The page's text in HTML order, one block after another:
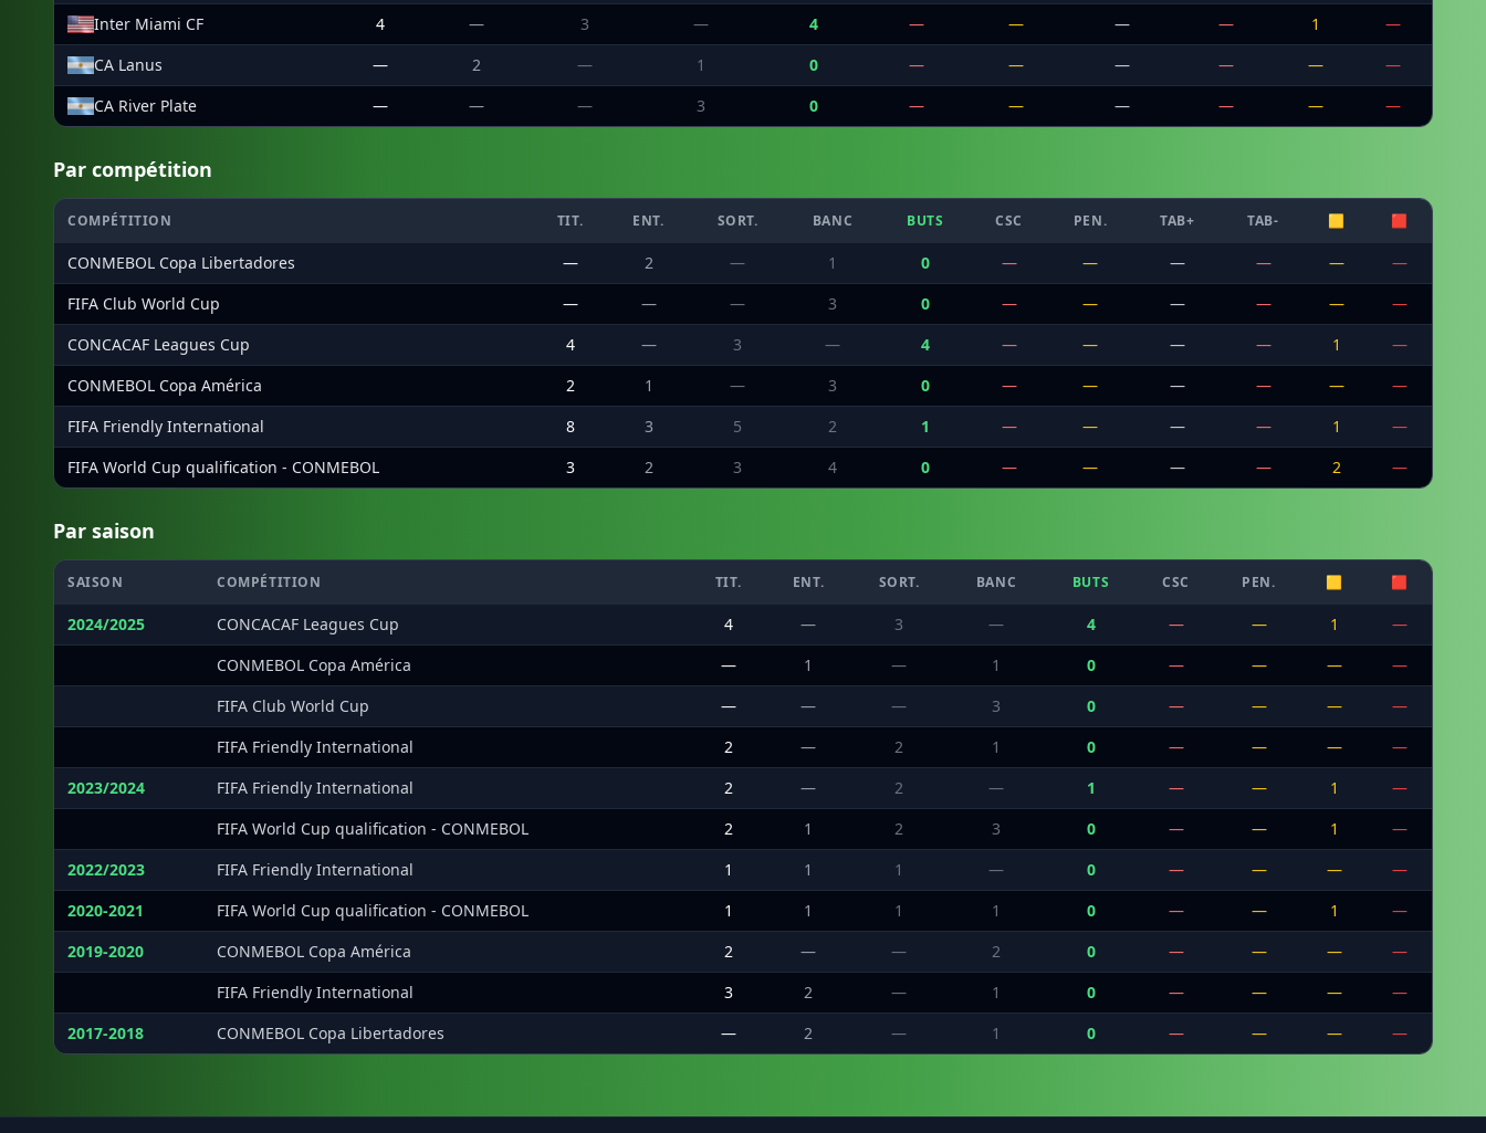
Inter Miami CF
4 — 3 — 4 — — — — 1
—
CA Lanus
— 2 — 1 0 — — — — —
—
CA River Plate
— — — 3 0 — — — — — —
Par compétition
COMPÉTITION TIT. ENT. SORT. BANC BUTS CSC PEN. TAB+ TAB- 🟨 🟥
CONMEBOL Copa Libertadores — 2 — 1 0 — — — — —
—
FIFA Club World Cup
— — — 3 0 — — — — —
—
CONCACAF Leagues Cup
4 — 3 — 4 — — — — 1
—
CONMEBOL Copa América
2 1 — 3 0 — — — — —
—
FIFA Friendly International
8 3 5 2 1 — — — — 1
—
FIFA World Cup qualification - CONMEBOL
3 2 3 4 0 — — — — 2 —
Par saison
SAISON COMPÉTITION TIT. ENT. SORT. BANC BUTS CSC PEN. 🟨 🟥
2024/2025 CONCACAF Leagues Cup 4 — 3 — 4 — — 1
—
CONMEBOL Copa América — 1 — 1 0 — — —
—
FIFA Club World Cup — — — 3 0 — — —
—
FIFA Friendly International 2 — 2 1 0 — — —
—
2023/2024
FIFA Friendly International 2 — 2 — 1 — — 1
—
FIFA World Cup qualification - CONMEBOL 2 1 2 3 0 — — 1
—
2022/2023
FIFA Friendly International 1 1 1 — 0 — — —
—
2020-2021
FIFA World Cup qualification - CONMEBOL 1 1 1 1 0 — — 1
—
2019-2020
CONMEBOL Copa América 2 — — 2 0 — — —
—
FIFA Friendly International 3 2 — 1 0 — — —
—
2017-2018
CONMEBOL Copa Libertadores — 2 — 1 0 — — — —